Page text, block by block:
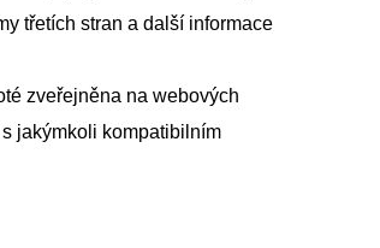
třetích stran a další informace
zveřejněna na webových
jakýmkoli kompatibilním